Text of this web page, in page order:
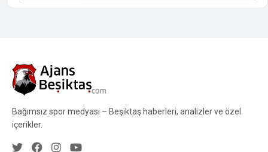
Bağımsız spor medyası – Beşiktaş haberleri, analizler ve özel
içerikler.